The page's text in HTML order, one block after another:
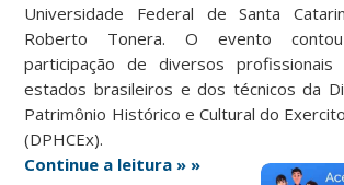
Universidade Federal de Santa
Roberto Tonera.O evento
participação de diversos
estados brasileiros e dos técnicos da
Patrimônio Histórico e Cultural do
(DPHCEx).
Continue a leitura » »